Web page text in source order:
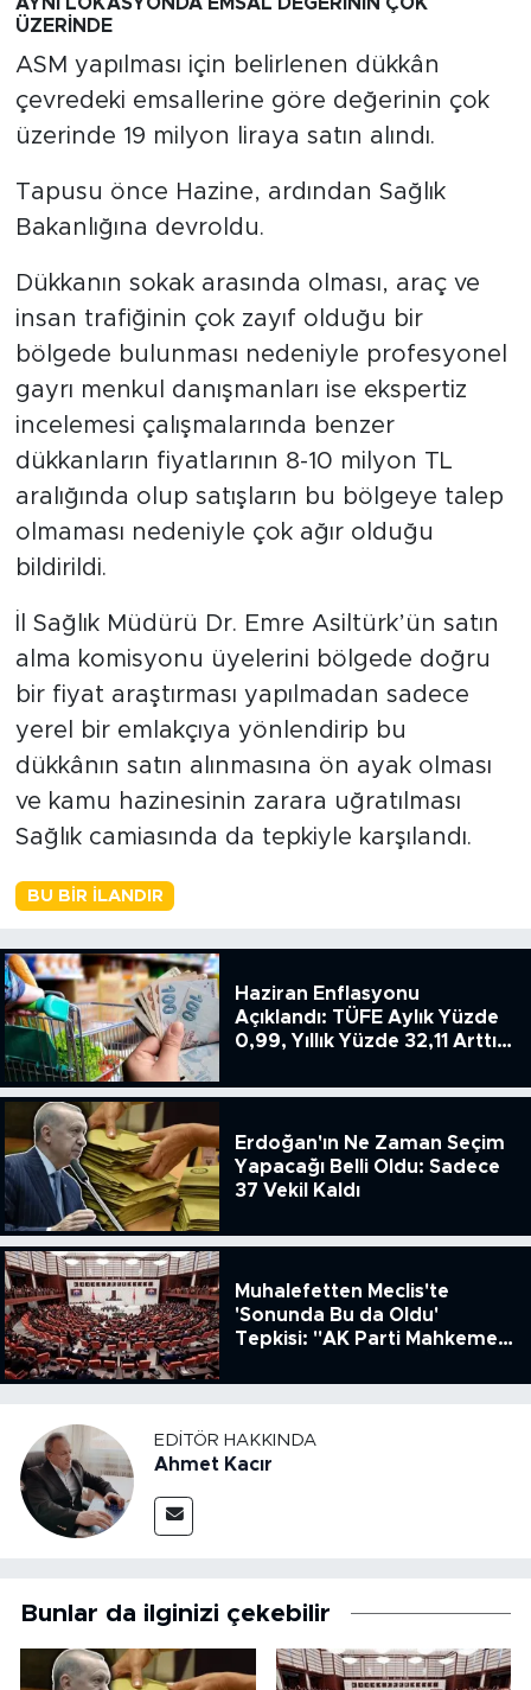
ÜZERİNDE
ASM yapılması için belirlenen dükkân
çevredeki emsallerine göre değerinin çok
üzerinde 19 milyon liraya satın alındı.
Tapusu önce Hazine, ardından Sağlık
Bakanlığına devroldu.
Dükkanın sokak arasında olması, araç ve
insan trafiğinin çok zayıf olduğu bir
bölgede bulunması nedeniyle profesyonel
gayrı menkul danışmanları ise ekspertiz
incelemesi çalışmalarında benzer
dükkanların fiyatlarının 8-10 milyon TL
aralığında olup satışların bu bölgeye talep
olmaması nedeniyle çok ağır olduğu
bildirildi.
İl Sağlık Müdürü Dr. Emre Asiltürk’ün satın
alma komisyonu üyelerini bölgede doğru
bir fiyat araştırması yapılmadan sadece
yerel bir emlakçıya yönlendirip bu
dükkânın satın alınmasına ön ayak olması
ve kamu hazinesinin zarara uğratılması
Sağlık camiasında da tepkiyle karşılandı.
BU BIR İLANDIR
Haziran Enflasyonu
Açıklandı: TÜFE Aylık Yüzde
0,99, Yıllık Yüzde 32,11 Arttı,
51.49
Erdoğan'ın Ne Zaman Seçim
Yapacağı Belli Oldu: Sadece
37 Vekil Kaldı
Muhalefetten Meclis'te
'Sonunda Bu da Oldu'
Tepkisi: "AK Parti Mahkeme
Kanun Çıkardı"
EDITÖR HAKKINDA
Ahmet Kacır
Bunlar da ilginizi çekebilir